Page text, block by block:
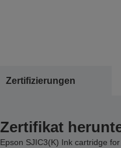
Zertifizierungen
Zertifikat
Epson SJIC3(K) Ink cartridge for